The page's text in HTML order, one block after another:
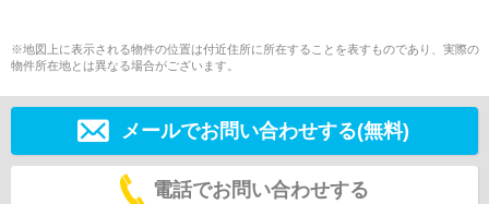
※地図上に表示される物件の位置は付近住所に所在することを表すものであり、実際の
物件所在地とは異なる場合がございます。
メールでお問い合わせする(無料)
電話でお問い合わせする